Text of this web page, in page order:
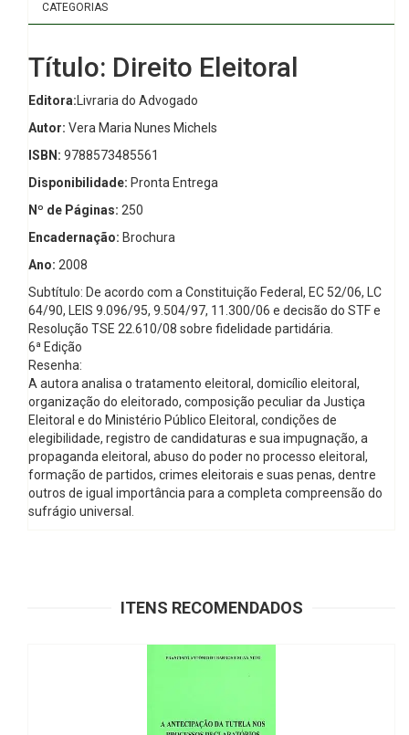
CATEGORIAS
Título: Direito Eleitoral
Editora:Livraria do Advogado
Autor: Vera Maria Nunes Michels
ISBN: 9788573485561
Disponibilidade: Pronta Entrega
Nº de Páginas: 250
Encadernação: Brochura
Ano: 2008
Subtítulo: De acordo com a Constituição Federal, EC 52/06, LC
64/90, LEIS 9.096/95, 9.504/97, 11.300/06 e decisão do STF e
Resolução TSE 22.610/08 sobre fidelidade partidária.
6ª Edição
Resenha:
A autora analisa o tratamento eleitoral, domicílio eleitoral,
organização do eleitorado, composição peculiar da Justiça
Eleitoral e do Ministério Público Eleitoral, condições de
elegibilidade, registro de candidaturas e sua impugnação, a
propaganda eleitoral, abuso do poder no processo eleitoral,
formação de partidos, crimes eleitorais e suas penas, dentre
outros de igual importância para a completa compreensão do
sufrágio universal.
ITENS RECOMENDADOS